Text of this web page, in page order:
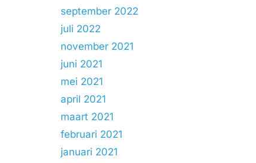
september 2022
juli 2022
november 2021
juni 2021
mei 2021
april 2021
maart 2021
februari 2021
januari 2021